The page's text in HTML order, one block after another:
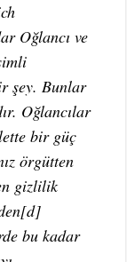
Oğlancı ve
şey. Bunlar
Oğlancılar
bir güç
örgütten
gizlilik
bu kadar